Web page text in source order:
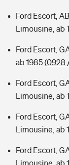
Ford Escort,
Limousine, ab
Ford Escort,
ab 1985(0928
Ford Escort,
Limousine, ab
Ford Escort,
Limousine, ab
Ford Escort,
Limousine, ab